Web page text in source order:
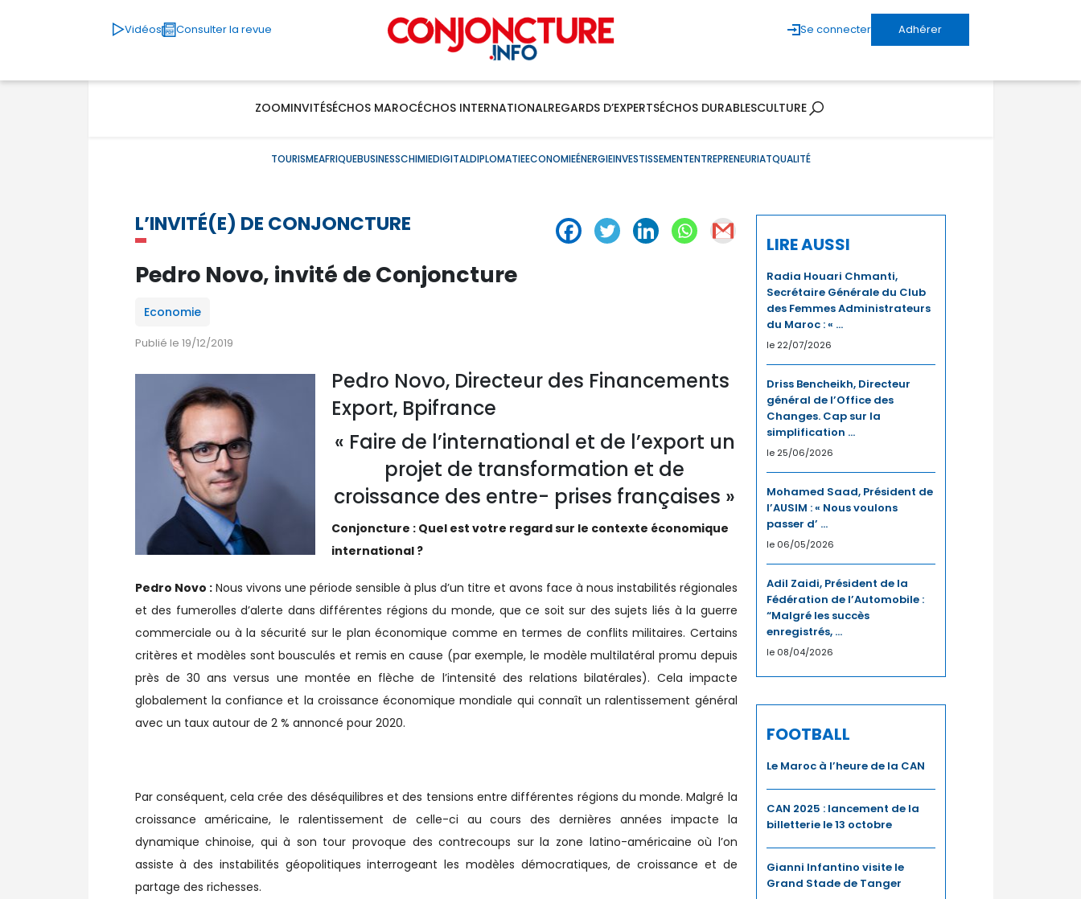
Vidéos Consulter la revue Se connecter Adhérer
ZOOMINVITÉSÉCHOS MAROCÉCHOS INTERNATIONALREGARDS D’EXPERTSÉCHOS DURABLESCULTURE
TOURISMEAFRIQUEBUSINESSCHIMIEDIGITALDIPLOMATIEECONOMIEÉNERGIEINVESTISSEMENTENTREPRENEURIATQUALITÉ
L’INVITÉ(E) DE CONJONCTURE
Pedro Novo, invité de Conjoncture
Economie
Publié le 19/12/2019
Pedro Novo, Directeur des Financements
Export, Bpifrance
« Faire de l’international et de l’export un
projet de transformation et de
croissance des entre- prises françaises »
Conjoncture : Quel est votre regard sur le contexte économique
international ?
Pedro Novo :Nous vivons une période sensible à plus d’un titre et avons face à nous instabilités régionales
et des fumerolles d’alerte dans différentes régions du monde, que ce soit sur des sujets liés à la guerre
commerciale ou à la sécurité sur le plan économique comme en termes de conflits militaires. Certains
critères et modèles sont bousculés et remis en cause (par exemple, le modèle multilatéral promu depuis
près de 30 ans versus une montée en flèche de l’intensité des relations bilatérales). Cela impacte
globalement la confiance et la croissance économique mondiale qui connaît un ralentissement général
avec un taux autour de 2 % annoncé pour 2020.
Par conséquent, cela crée des déséquilibres et des tensions entre différentes régions du monde. Malgré la
croissance américaine, le ralentissement de celle-ci au cours des dernières années impacte la
dynamique chinoise, qui à son tour provoque des contrecoups sur la zone latino-américaine où l’on
assiste à des instabilités géopolitiques interrogeant les modèles démocratiques, de croissance et de
partage des richesses.
LIRE AUSSI
Radia Houari Chmanti,
Secrétaire Générale du Club
des Femmes Administrateurs
du Maroc : « ...
le 22/07/2026
Driss Bencheikh, Directeur
général de l’Office des
Changes. Cap sur la
simplification ...
le 25/06/2026
Mohamed Saad, Président de
l’AUSIM : « Nous voulons
passer d’ ...
le 06/05/2026
Adil Zaidi, Président de la
Fédération de l’Automobile :
“Malgré les succès
enregistrés, ...
le 08/04/2026
FOOTBALL
Le Maroc à l’heure de la CAN
CAN 2025 : lancement de la
billetterie le 13 octobre
Gianni Infantino visite le
Grand Stade de Tanger